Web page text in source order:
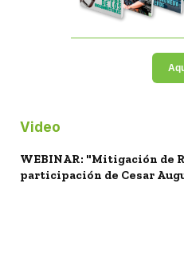
Video
WEBINAR: "Mitigación de
participación de Cesar